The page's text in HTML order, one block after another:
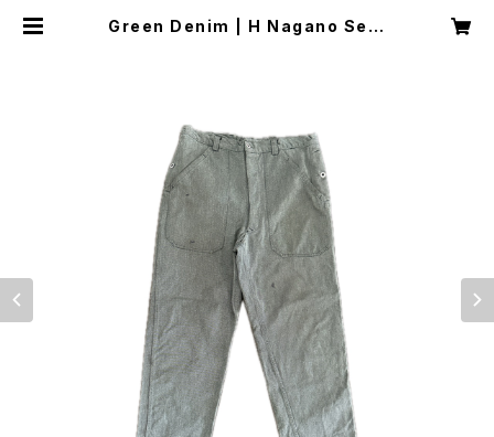
Green Denim | H Nagano Sele